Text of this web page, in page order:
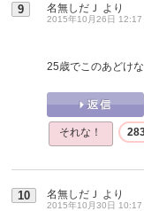
9 名無しだＪ より
2015年10月26日 12:17
25歳でこのあどけ
それな！
10 名無しだＪ より
2015年10月30日 10:17